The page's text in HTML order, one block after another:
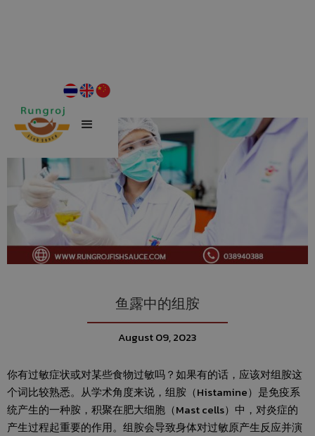
鱼露中的组胺
August 09, 2023
你有过敏症状或对某些食物过敏吗？如果有的话，应该对组胺这
个词比较熟悉。从学术角度来说，组胺（Histamine）是免疫系
统产生的一种胺，积聚在肥大细胞（Mast cells）中，对炎症的
产生过程起重要的作用。组胺会导致身体对过敏原产生反应并演